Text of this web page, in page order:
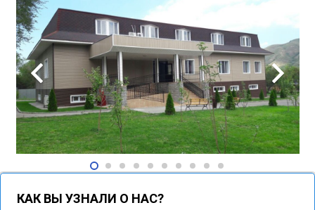
КАК ВЫ УЗНАЛИ О НАС?